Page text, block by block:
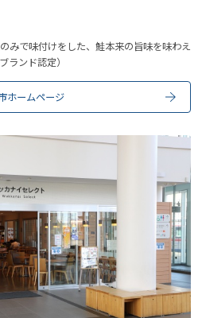
みで味付けをした、鮭本来の旨味を味わえ
ランド認定）
ホームページ